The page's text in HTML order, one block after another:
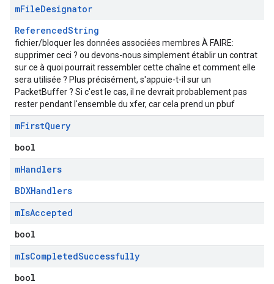
mFileDesignator
ReferencedString
fichier/bloquer les données associées membres À FAIRE:
supprimer ceci ? ou devons-nous simplement établir un contrat
sur ce à quoi pourrait ressembler cette chaîne et comment elle
sera utilisée ? Plus précisément, s'appuie-t-il sur un
PacketBuffer ? Si c'est le cas, il ne devrait probablement pas
rester pendant l'ensemble du xfer, car cela prend un pbuf
mFirstQuery
bool
mHandlers
BDXHandlers
mIsAccepted
bool
mIsCompletedSuccessfully
bool